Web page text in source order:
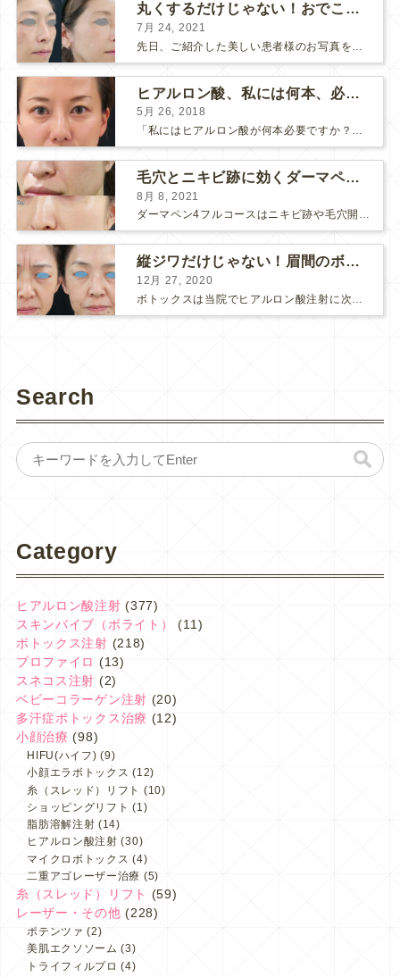
丸くするだけじゃない！おでこのヒアルロン酸注射
7月 24, 2021
ヒアルロン酸、私には何本、必要ですか？
5月 26, 2018
「私にはヒアルロン酸が何本必要ですか？」 診察の時によく聞かれますが、なかなか難しい質問です。 どこまでこだわってキレイにしたいかによって 使うヒアルロン酸の量が変わるからです。 前回もご紹介させ...
毛穴とニキビ跡に効くダーマペン４フルコース
8月 8, 2021
ダーマペン4フルコースはニキビ跡や毛穴開きで悩まれている方に自信を持ってお勧めできる美肌治療です。 ↑ ダーマペン4フルコースを4回行いました。 ニキビ跡と毛穴開きが改善して肌のキメが整いまし...
縦ジワだけじゃない！眉間のボトックス注射
12月 27, 2020
Search
Category
ヒアルロン酸注射 (377)
スキンバイブ（ボライト）
(11)
ボトックス注射 (218)
プロファイロ (13)
スネコス注射 (2)
ベビーコラーゲン注射 (20)
多汗症ボトックス治療 (12)
小顔治療 (98)
HIFU(ハイフ) (9)
小顔エラボトックス (12)
糸（スレッド）リフト (10)
ショッピングリフト (1)
脂肪溶解注射 (14)
ヒアルロン酸注射 (30)
マイクロボトックス (4)
二重アゴレーザー治療 (5)
糸（スレッド）リフト
(59)
レーザー・その他 (228)
ポテンツァ (2)
美肌エクソソーム (3)
トライフィルプロ (4)